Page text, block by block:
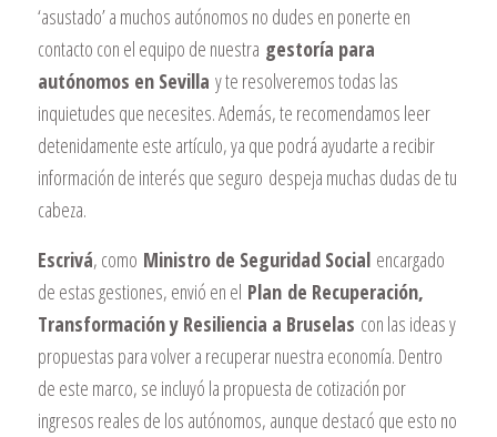
‘asustado’ a muchos autónomos no dudes en ponerte en
contacto con el equipo de nuestra gestoría para
autónomos en Sevilla y te resolveremos todas las
inquietudes que necesites. Además, te recomendamos leer
detenidamente este artículo, ya que podrá ayudarte a recibir
información de interés que seguro despeja muchas dudas de tu
cabeza.
Escrivá, como Ministro de Seguridad Socialencargado
de estas gestiones, envió en el Plan de Recuperación,
Transformación y Resiliencia a Bruselas con las ideas y
propuestas para volver a recuperar nuestra economía. Dentro
de este marco, se incluyó la propuesta de cotización por
ingresos reales de los autónomos, aunque destacó que esto no